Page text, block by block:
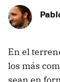
En el
los más